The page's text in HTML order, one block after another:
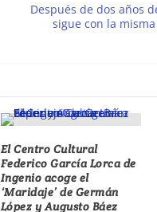
Después de dos años
sigue con la
El Centro Cultural
Federico García Lorca de
Ingenio acoge el
‘Maridaje’ de Germán
López y Augusto Báez